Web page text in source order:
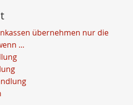
übernehmen nur die
...